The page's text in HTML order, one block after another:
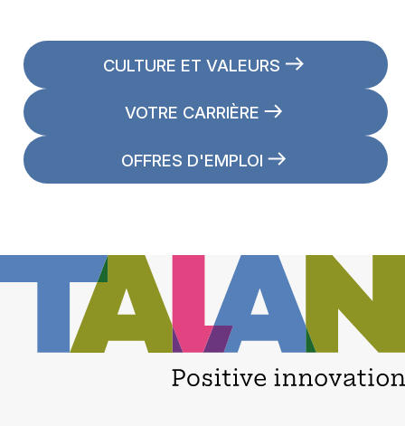
CULTURE ET VALEURS
VOTRE CARRIÈRE
OFFRES D'EMPLOI